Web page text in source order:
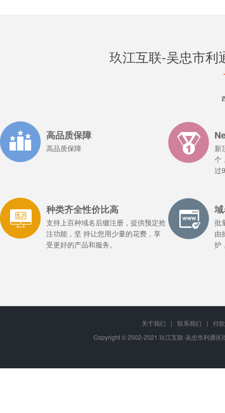
玖江互联-吴忠市利
高品质保障
高品质保障
新
个
过
种类齐全性价比高
支持上百种域名后缀注册，提供预定抢
注功能，坚 持让您用少量的花费，享
受更好的产品和服务。
批
由
护
关于我们 | 联系我们 |
付
Copyright © 2002-2021 玖江互联-吴忠市利通